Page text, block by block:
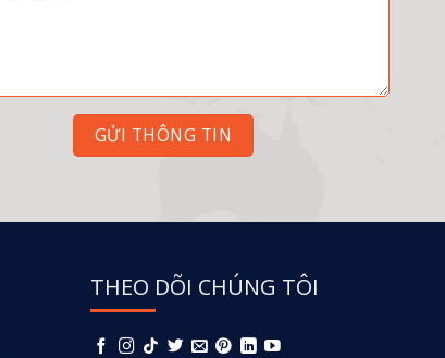
THEO DÕI CHÚNG TÔI